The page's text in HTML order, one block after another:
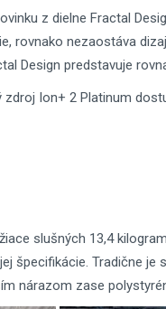
z dielne Fractal
rovnako nezaostáva
Design predstavuje
Ion+ 2 Platinum
slušných 13,4
špecifikácie. Tradične je
nárazom zase